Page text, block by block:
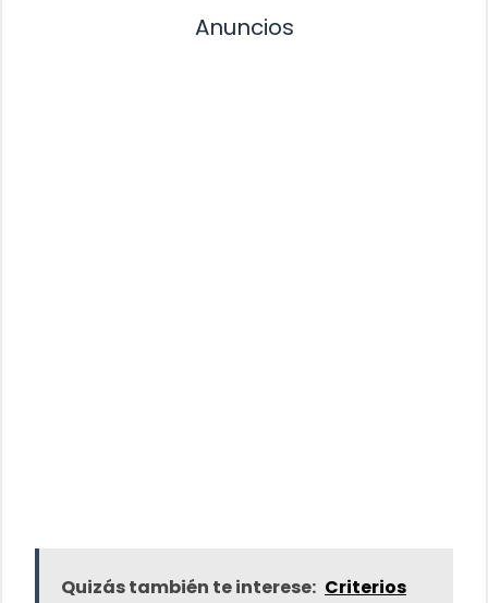
Anuncios
Quizás también te interese: Criterios